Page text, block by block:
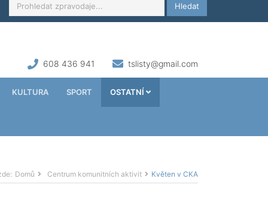
Hledat
608 436 941 tslisty@gmail.com
KULTURA SPORT OSTATNÍ
Domů Centrum komunitních aktivit Květen v CKA